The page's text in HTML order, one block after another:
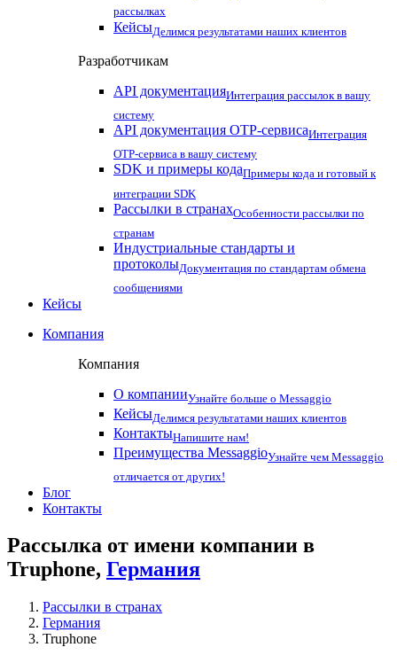
рассылках
КейсыДелимся результатами наших клиентов
Разработчикам
API документацияИнтеграция рассылок в вашу
систему
API документация OTP-сервисаИнтеграция
OTP-сервиса в вашу систему
SDK и примеры кодаПримеры кода и готовый к
интеграции SDK
Рассылки в странахОсобенности рассылки по
странам
Индустриальные стандарты и
протоколыДокументация по стандартам обмена
сообщениями
Кейсы
Компания
Компания
О компанииУзнайте больше о Messaggio
КейсыДелимся результатами наших клиентов
КонтактыНапишите нам!
Преимущества MessaggioУзнайте чем Messaggio
отличается от других!
Блог
Контакты
Рассылка от имени компании в
Truphone, Германия
Рассылки в странах
Германия
Truphone